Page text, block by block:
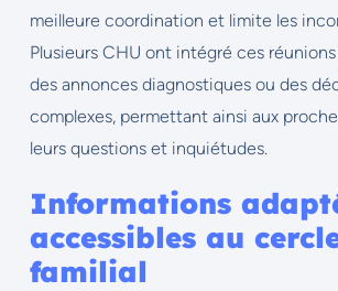
meilleure coordination et limite les
Plusieurs CHU ont intégré ces
des annonces diagnostiques ou des
complexes, permettant ainsi aux
leurs questions et inquiétudes.
Informations
accessibles au
familial